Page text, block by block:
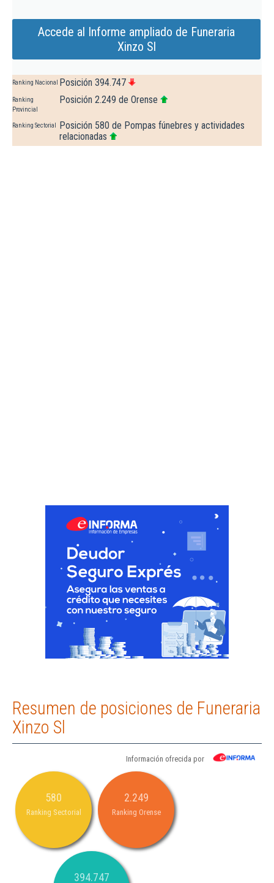
Accede al Informe ampliado de Funeraria
Xinzo Sl
Ranking Nacional Posición 394.747
Ranking
Provincial
Posición 2.249 de Orense
Ranking Sectorial
Posición 580 de Pompas fúnebres y actividades
relacionadas
Resumen de posiciones de Funeraria
Xinzo Sl
Información ofrecida por
580
Ranking Sectorial
2.249
Ranking Orense
394.747